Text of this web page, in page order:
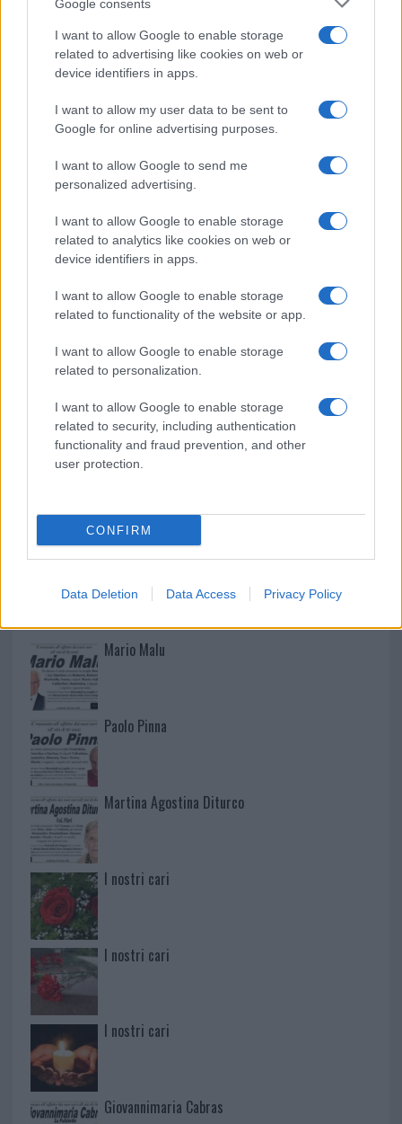
Google consents
I want to allow Google to enable storage
related to advertising like cookies on web or
device identifiers in apps.
I want to allow my user data to be sent to
Google for online advertising purposes.
I want to allow Google to send me
personalized advertising.
I want to allow Google to enable storage
related to analytics like cookies on web or
device identifiers in apps.
I want to allow Google to enable storage
related to functionality of the website or app.
I want to allow Google to enable storage
related to personalization.
I want to allow Google to enable storage
related to security, including authentication
functionality and fraud prevention, and other
user protection.
CONFIRM
Data Deletion Data Access Privacy Policy
NECROLOGIE
Mario Malu
Paolo Pinna
Martina Agostina Diturco
I nostri cari
I nostri cari
I nostri cari
Giovannimaria Cabras